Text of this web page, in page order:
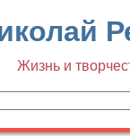
Жизнь и